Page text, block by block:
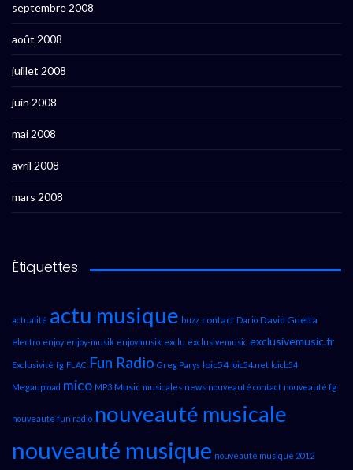
septembre 2008
août 2008
juillet 2008
juin 2008
mai 2008
avril 2008
mars 2008
Étiquettes
actualité actu musique buzz contact Dario David Guetta
electro enjoy enjoy-musik enjoymusik exclu exclusivemusic exclusivemusic.fr
Exclusivité fg FLAC Fun Radio Greg Parys loic54 loic54.net loicb54
Megaupload mico MP3 Music musicales news nouveauté contact nouveauté fg
nouveauté fun radio nouveauté musicale
nouveauté musique nouveauté musique 2012